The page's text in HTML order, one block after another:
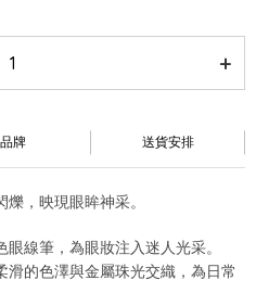
品牌 送貨安排
，映現眼眸神采。
線筆，為眼妝注入迷人光采。
的色澤與金屬珠光交織，為日常